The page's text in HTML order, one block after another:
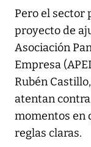
Pero el sector
proyecto de
Asociación
Empresa
Rubén
atentan
momentos en
reglas claras.